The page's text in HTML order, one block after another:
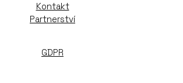
Kontakt
Partnerství
GDPR